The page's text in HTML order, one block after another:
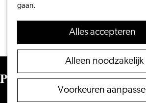
gaan.
Alles accepteren
Alleen noodzakelijk
Voorkeuren
Pottenbakkerij Leiden